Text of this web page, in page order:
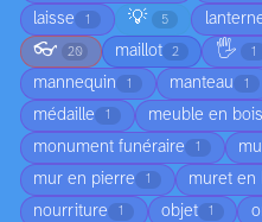
laisse 1 💡 5
👓 20 maillot 2 🖐️ 1
mannequin 1 manteau 1
médaille 1 meuble en bois
monument funéraire 1
mur en pierre 1 muret en
nourriture 1 objet 1